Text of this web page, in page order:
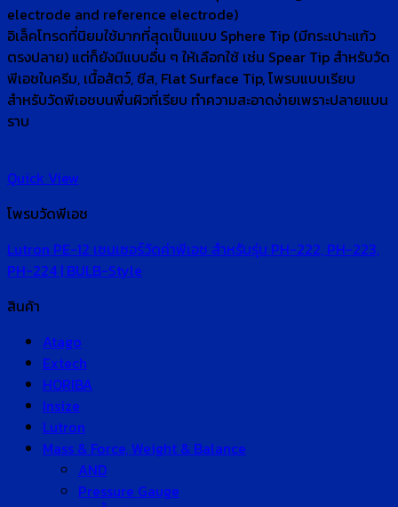
electrode and reference electrode)
อิเล็คโทรดที่นิยมใช้มากที่สุดเป็นแบบ Sphere Tip (มีกระเปาะแก้ว
ตรงปลาย) แต่ก็ยังมีแบบอื่น ๆ ให้เลือกใช้ เช่น Spear Tip สำหรับวัด
พีเอชในครีม, เนื้อสัตว์, ชีส, Flat Surface Tip, โพรบแบบเรียบ
สำหรับวัดพีเอชบนพื่นผิวที่เรียบ ทำความสะอาดง่ายเพราะปลายแบน
ราบ
Quick View
โพรบวัดพีเอช
Lutron PE-12 เซนเซอร์วัดค่าพีเอช สำหรับรุ่น PH-222, PH-223,
PH-224 | BULB-Style
สินค้า
Atago
Extech
HORIBA
Insize
Lutron
Mass & Force, Weight & Balance
AND
Pressure Gauge